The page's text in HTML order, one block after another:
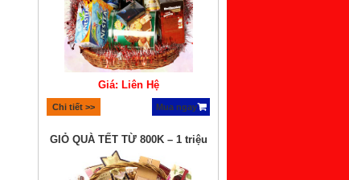
Giá: Liên Hệ
Chi tiết >> Mua ngay
GIỎ QUÀ TẾT TỪ 800K – 1 triệu